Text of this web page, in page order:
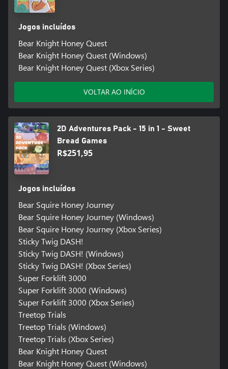
Jogos incluídos
Bear Knight Honey Quest
Bear Knight Honey Quest (Windows)
Bear Knight Honey Quest (Xbox Series)
VOLTAR AO INÍCIO
2D Adventures Pack - 15 in 1 - Sweet
Bread Games
R$251,95
Jogos incluídos
Bear Squire Honey Journey
Bear Squire Honey Journey (Windows)
Bear Squire Honey Journey (Xbox Series)
Sticky Twig DASH!
Sticky Twig DASH! (Windows)
Sticky Twig DASH! (Xbox Series)
Super Forklift 3000
Super Forklift 3000 (Windows)
Super Forklift 3000 (Xbox Series)
Treetop Trials
Treetop Trials (Windows)
Treetop Trials (Xbox Series)
Bear Knight Honey Quest
Bear Knight Honey Quest (Windows)